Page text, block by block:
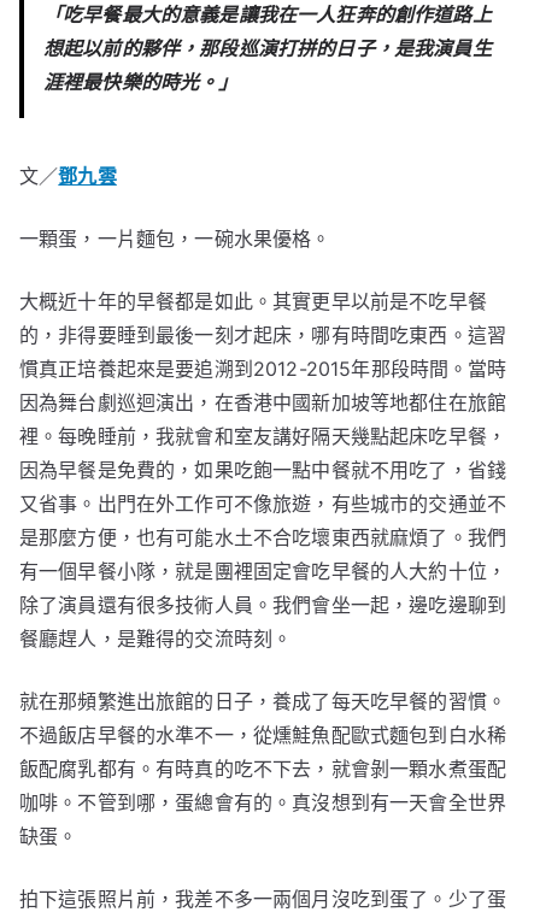
「吃早餐最大的意義是讓我在一人狂奔的創作道路上
想起以前的夥伴，那段巡演打拼的日子，是我演員生
涯裡最快樂的時光。」
文／鄧九雲
一顆蛋，一片麵包，一碗水果優格。
大概近十年的早餐都是如此。其實更早以前是不吃早餐
的，非得要睡到最後一刻才起床，哪有時間吃東西。這習
慣真正培養起來是要追溯到2012-2015年那段時間。當時
因為舞台劇巡迴演出，在香港中國新加坡等地都住在旅館
裡。每晚睡前，我就會和室友講好隔天幾點起床吃早餐，
因為早餐是免費的，如果吃飽一點中餐就不用吃了，省錢
又省事。出門在外工作可不像旅遊，有些城市的交通並不
是那麼方便，也有可能水土不合吃壞東西就麻煩了。我們
有一個早餐小隊，就是團裡固定會吃早餐的人大約十位，
除了演員還有很多技術人員。我們會坐一起，邊吃邊聊到
餐廳趕人，是難得的交流時刻。
就在那頻繁進出旅館的日子，養成了每天吃早餐的習慣。
不過飯店早餐的水準不一，從燻鮭魚配歐式麵包到白水稀
飯配腐乳都有。有時真的吃不下去，就會剝一顆水煮蛋配
咖啡。不管到哪，蛋總會有的。真沒想到有一天會全世界
缺蛋。
拍下這張照片前，我差不多一兩個月沒吃到蛋了。少了蛋